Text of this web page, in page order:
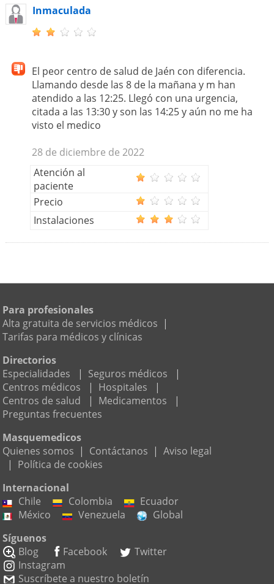
Inmaculada
El peor centro de salud de Jaén con diferencia.
Llamando desde las 8 de la mañana y m han
atendido a las 12:25. Llegó con una urgencia,
citada a las 13:30 y son las 14:25 y aún no me ha
visto el medico
28 de diciembre de 2022
Atención al
paciente
Precio
Instalaciones
Para profesionales
Alta gratuita de servicios médicos |
Tarifas para médicos y clínicas
Directorios
Especialidades
| Seguros médicos
|
Centros médicos
| Hospitales
|
Centros de salud
| Medicamentos
|
Preguntas frecuentes
Masquemedicos
Quienes somos | Contáctanos | Aviso legal
| Política de cookies
Internacional
Chile
Colombia
Ecuador
México
Venezuela
Global
Síguenos
Blog
Facebook
Twitter
Instagram
Suscríbete a nuestro boletín